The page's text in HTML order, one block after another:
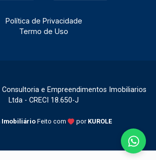
Política de Privacidade
Termo de Uso
e Empreendimentos Imobiliarios
Ltda - CRECI 18.650-J
Imobiliário Feito com por KUROLE